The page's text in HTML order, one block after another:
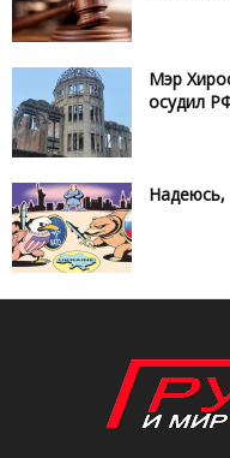
Мэр
осудил
Надеюсь,